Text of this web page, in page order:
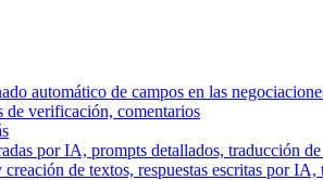
automático de campos en las
de verificación, comentarios
por IA, prompts detallados, traducción
de textos, respuestas escritas por